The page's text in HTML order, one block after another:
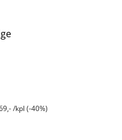
/kpl (-40%)